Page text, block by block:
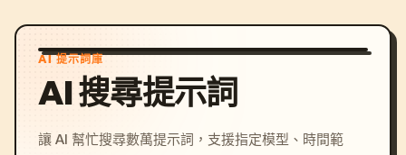
AI 提示詞庫
AI 搜尋提示詞
讓 AI 幫忙搜尋數萬提示詞，支援指定模型、時間範